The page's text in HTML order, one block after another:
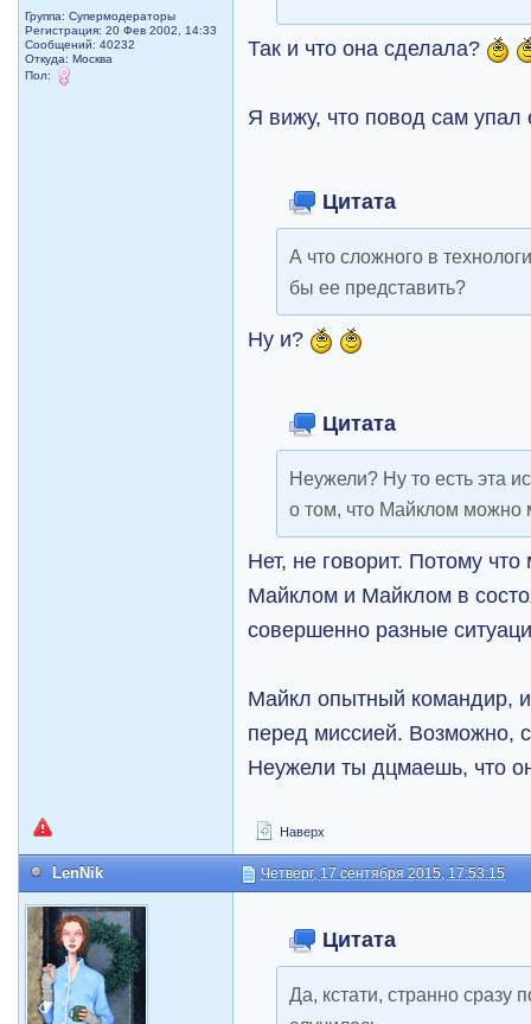
Группа: Супермодераторы
Регистрация: 20 Фев 2002, 14:33
Сообщений: 40232
Откуда: Москва
Пол:
Так и что она сделала?
Я вижу, что повод сам упал
Цитата
А что сложного в
бы ее представить?
Ну и?
Цитата
Неужели? Ну то есть эта
о том, что Майклом можно
Нет, не говорит. Потому
Майклом и Майклом в
совершенно разные
Майкл опытный командир,
перед миссией. Возможно,
Неужели ты дцмаешь, что
Наверх
LenNik Четверг, 17 сентября 2015, 17:53:15
Цитата
Да, кстати, странно сразу